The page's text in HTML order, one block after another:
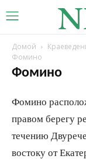
Домой
Фомино
Фомино
Фомино
правом берегу
течению
востоку от